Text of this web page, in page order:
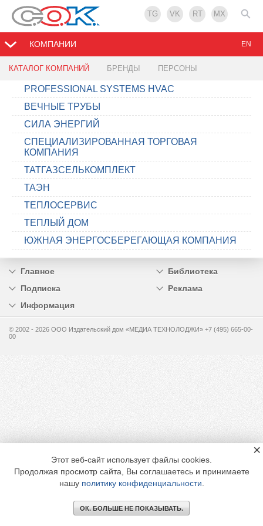
TG VK RT MX
КОМПАНИИ
КАТАЛОГ КОМПАНИЙ БРЕНДЫ ПЕРСОНЫ
EN
PROFESSIONAL SYSTEMS HVAC
ВЕЧНЫЕ ТРУБЫ
СИЛА ЭНЕРГИЙ
СПЕЦИАЛИЗИРОВАННАЯ ТОРГОВАЯ
КОМПАНИЯ
ТАТГАЗСЕЛЬКОМПЛЕКТ
ТАЭН
ТЕПЛОСЕРВИС
ТЕПЛЫЙ ДОМ
ЮЖНАЯ ЭНЕРГОСБЕРЕГАЮЩАЯ КОМПАНИЯ
Главное
Библиотека
Подписка
Реклама
Информация
© 2002 - 2026 OOO Издательский дом «МЕДИА ТЕХНОЛОДЖИ» +7 (495) 665-00-
00
Этот веб-сайт использует файлы cookies.
Продолжая просмотр сайта, Вы соглашаетесь и принимаете
нашу политику конфиденциальности
ОК. БОЛЬШЕ НЕ ПОКАЗЫВАТЬ.
×